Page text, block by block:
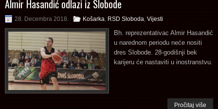
Almir Hasandić odlazi iz Slobode
28. Decembra 2018. Košarka RSD Sloboda Vijesti
Bh. reprezentativac Almir Hasandić
u narednom periodu neće nositi
dres Slobode. 28-godišnji bek
karijeru će nastaviti u inostranstvu.
Pročitaj više